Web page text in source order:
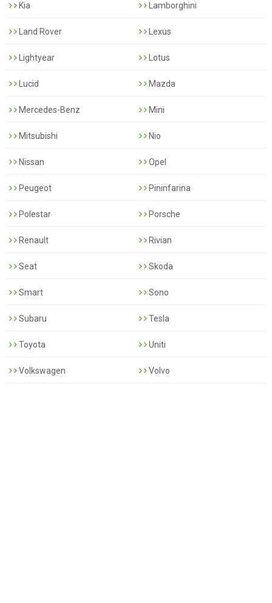
Kia Lamborghini
Land Rover Lexus
Lightyear Lotus
Lucid Mazda
Mercedes-Benz Mini
Mitsubishi Nio
Nissan Opel
Peugeot Pininfarina
Polestar Porsche
Renault Rivian
Seat Skoda
Smart Sono
Subaru Tesla
Toyota Uniti
Volkswagen Volvo